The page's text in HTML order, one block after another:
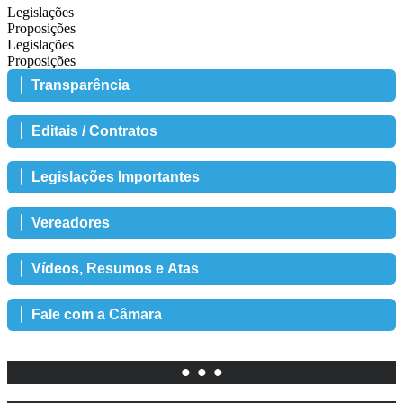
Legislações
Proposições
Legislações
Proposições
Transparência
Editais / Contratos
Legislações Importantes
Vereadores
Vídeos, Resumos e Atas
Fale com a Câmara
• • •